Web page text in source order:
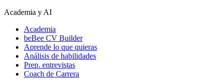
Academia y AI
Academia
beBee CV Builder
Aprende lo que quieras
Análisis de habilidades
Prep. entrevistas
Coach de Carrera